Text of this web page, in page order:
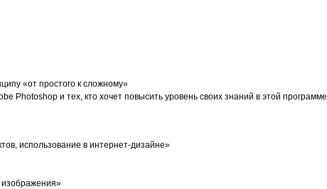
«от простого к сложному»
Photoshop и тех, кто хочет повысить уровень своих знаний в этой программе
использование в интернет-дизайне»